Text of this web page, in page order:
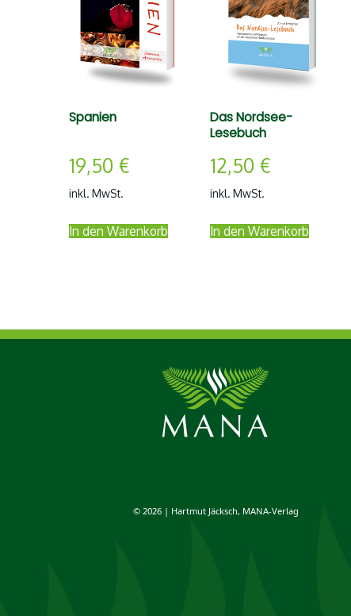
Spanien
19,50 €
inkl. MwSt.
In den Warenkorb
Das Nordsee-
Lesebuch
12,50 €
inkl. MwSt.
In den Warenkorb
© 2026 | Hartmut Jäcksch, MANA-Verlag